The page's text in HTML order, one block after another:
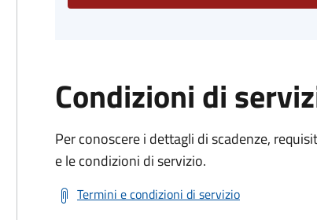
Condizioni di
Per conoscere i dettagli di scadenze,
e le condizioni di servizio.
Termini e condizioni di servizio